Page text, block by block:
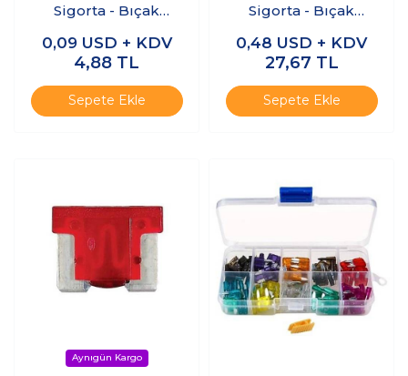
Sigorta - Bıçak
0,09 USD + KDV
4,88 TL
Sepete Ekle
Sigorta - Bıçak
0,48 USD + KDV
27,67 TL
Sepete Ekle